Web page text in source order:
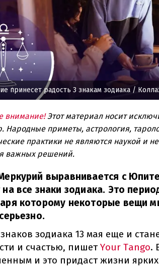
принесет радость 3 знакам зодиака /
внимание!Этот материал носит
Народные приметы, астрология,
практики не являются наукой и
важных решений.
выравнивается с
на все знаки зодиака. Это
которому некоторые вещи
зодиака 13 мая еще и
и счастью, пишетYour Tango.
и это придаст жизни